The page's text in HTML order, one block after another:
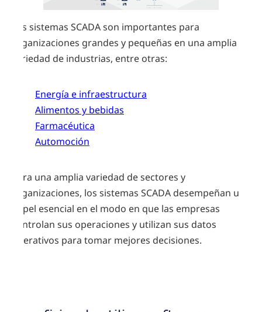
Los sistemas SCADA son importantes para
organizaciones grandes y pequeñas en una amplia
variedad de industrias, entre otras:
Energía e infraestructura
Alimentos y bebidas
Farmacéutica
Automoción
Para una amplia variedad de sectores y
organizaciones, los sistemas SCADA desempeñan un
papel esencial en el modo en que las empresas
controlan sus operaciones y utilizan sus datos
operativos para tomar mejores decisiones.